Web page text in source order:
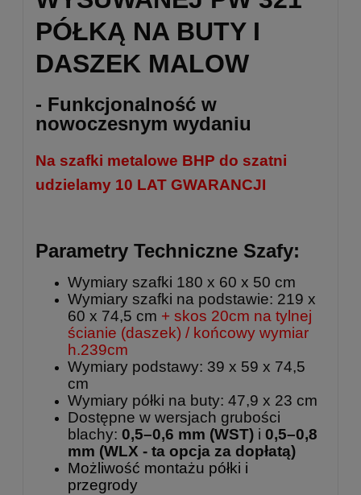
PÓŁKĄ NA BUTY I
DASZEK MALOW
- Funkcjonalność w
nowoczesnym wydaniu
Na szafki metalowe BHP do szatni
udzielamy 10 LAT GWARANCJI
Parametry Techniczne Szafy:
Wymiary szafki 180 x 60 x 50 cm
Wymiary szafki na podstawie: 219 x
60 x 74,5 cm + skos 20cm na tylnej
ścianie (daszek) / końcowy wymiar
h.239cm
Wymiary podstawy: 39 x 59 x 74,5
cm
Wymiary półki na buty: 47,9 x 23 cm
Dostępne w wersjach grubości
blachy: 0,5–0,6 mm (WST) i 0,5–0,8
mm (WLX - ta opcja za dopłatą)
Możliwość montażu półki i
przegrody